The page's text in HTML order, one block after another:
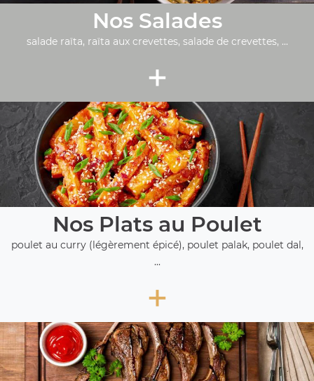
Nos Salades
salade raïta, raïta aux crevettes, salade de crevettes, ...
+
Nos Plats au Poulet
poulet au curry (légèrement épicé), poulet palak, poulet dal,
...
+